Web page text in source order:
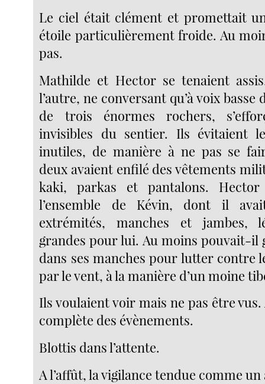
Le ciel était clément et promettait
étoile particulièrement froide. Au
pas.
Mathilde et Hector se tenaient
l’autre, ne conversant qu’à voix
de trois énormes rochers,
invisibles du sentier. Ils évitaient
inutiles, de manière à ne pas se
deux avaient enfilé des vêtements
kaki, parkas et pantalons.
l’ensemble de Kévin, dont il
extrémités, manches et jambes,
grandes pour lui. Au moins pouvait-il
dans ses manches pour lutter contre
par le vent, à la manière d’un moine
Ils voulaient voir mais ne pas être
complète des évènements.
Blottis dans l’attente.
A l’affût, la vigilance tendue comme